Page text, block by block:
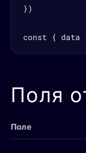
})
const { data
Поля
Поле